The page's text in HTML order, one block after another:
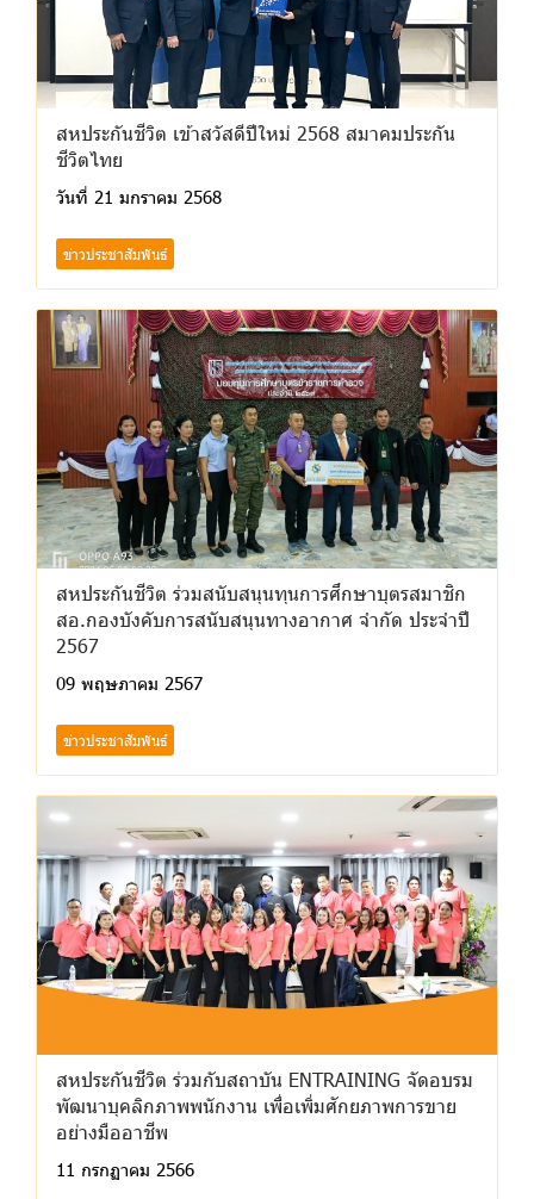
สหประกันชีวิต เข้าสวัสดีปีใหม่ 2568 สมาคมประกัน
ชีวิตไทย
วันที่ 21 มกราคม 2568
ข่าวประชาสัมพันธ์
สหประกันชีวิต ร่วมสนับสนุนทุนการศึกษาบุตรสมาชิก
สอ.กองบังคับการสนับสนุนทางอากาศ จำกัด ประจำปี
2567
09 พฤษภาคม 2567
ข่าวประชาสัมพันธ์
สหประกันชีวิต ร่วมกับสถาบัน ENTRAINING จัดอบรม
พัฒนาบุคลิกภาพพนักงาน เพื่อเพิ่มศักยภาพการขาย
อย่างมืออาชีพ
11 กรกฏาคม 2566